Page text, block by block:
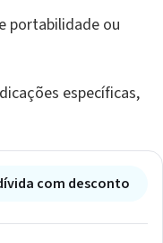
portabilidade ou
específicas,
com desconto